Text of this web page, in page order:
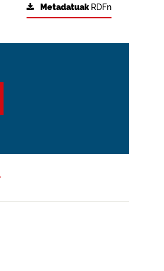
Metadatuak RDFn